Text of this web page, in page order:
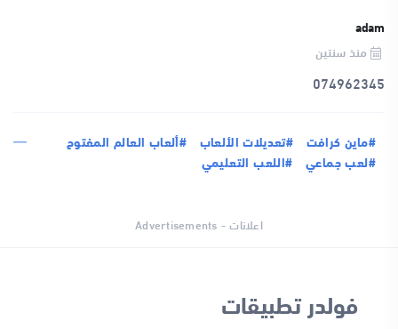
adam
منذ سنتين
074962345
#ماين كرافت #تعديلات الألعاب
#ألعاب العالم المفتوح
#لعب جماعي
#اللعب التعليمي
اعلانات - Advertisements
فولدر تطبيقات